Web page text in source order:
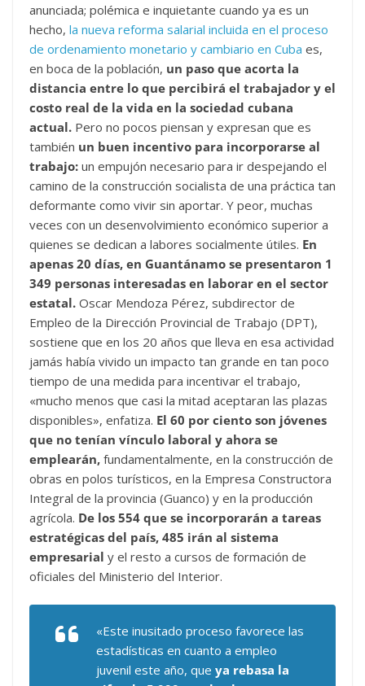
anunciada; polémica e inquietante cuando ya es un
hecho, la nueva reforma salarial incluida en el proceso
de ordenamiento monetario y cambiario en Cuba es,
en boca de la población, un paso que acorta la
distancia entre lo que percibirá el trabajador y el
costo real de la vida en la sociedad cubana
actual. Pero no pocos piensan y expresan que es
también un buen incentivo para incorporarse al
trabajo: un empujón necesario para ir despejando el
camino de la construcción socialista de una práctica tan
deformante como vivir sin aportar. Y peor, muchas
veces con un desenvolvimiento económico superior a
quienes se dedican a labores socialmente útiles. En
apenas 20 días, en Guantánamo se presentaron 1
349 personas interesadas en laborar en el sector
estatal. Oscar Mendoza Pérez, subdirector de
Empleo de la Dirección Provincial de Trabajo (DPT),
sostiene que en los 20 años que lleva en esa actividad
jamás había vivido un impacto tan grande en tan poco
tiempo de una medida para incentivar el trabajo,
«mucho menos que casi la mitad aceptaran las plazas
disponibles», enfatiza. El 60 por ciento son jóvenes
que no tenían vínculo laboral y ahora se
emplearán, fundamentalmente, en la construcción de
obras en polos turísticos, en la Empresa Constructora
Integral de la provincia (Guanco) y en la producción
agrícola. De los 554 que se incorporarán a tareas
estratégicas del país, 485 irán al sistema
empresarial y el resto a cursos de formación de
oficiales del Ministerio del Interior.
«Este inusitado proceso favorece las
estadísticas en cuanto a empleo
juvenil este año, que ya rebasa la